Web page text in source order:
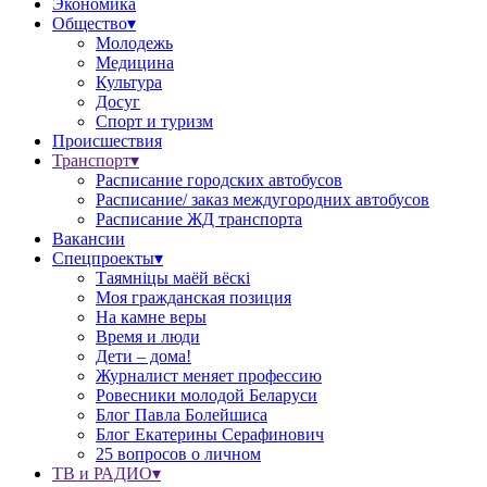
Экономика
Общество▾
Молодежь
Медицина
Культура
Досуг
Спорт и туризм
Происшествия
Транспорт▾
Расписание городских автобусов
Расписание/ заказ междугородних автобусов
Расписание ЖД транспорта
Вакансии
Спецпроекты▾
Таямніцы маёй вёскі
Моя гражданская позиция
На камне веры
Время и люди
Дети – дома!
Журналист меняет профессию
Ровесники молодой Беларуси
Блог Павла Болейшиса
Блог Екатерины Серафинович
25 вопросов о личном
ТВ и РАДИО▾